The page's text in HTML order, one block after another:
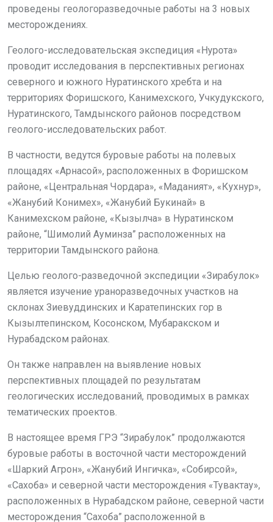
проведены геологоразведочные работы на 3 новых
месторождениях.
Геолого-исследовательская экспедиция «Нурота»
проводит исследования в перспективных регионах
северного и южного Нуратинского хребта и на
территориях Форишского, Канимехского, Учкудукского,
Нуратинского, Тамдынского районов посредством
геолого-исследовательских работ.
В частности, ведутся буровые работы на полевых
площадях «Арнасой», расположенных в Форишском
районе, «Центральная Чордара», «Маданият», «Кухнур»,
«Жанубий Конимех», «Жанубий Букинай» в
Канимехском районе, «Кызылча» в Нуратинском
районе, “Шимолий Ауминза” расположенных на
территории Тамдынского района.
Целью геолого-разведочной экспедиции «Зирабулок»
является изучение ураноразведочных участков на
склонах Зиевуддинских и Каратепинских гор в
Кызылтепинском, Косонском, Мубаракском и
Нурабадском районах.
Он также направлен на выявление новых
перспективных площадей по результатам
геологических исследований, проводимых в рамках
тематических проектов.
В настоящее время ГРЭ “Зирабулок” продолжаются
буровые работы в восточной части месторождений
«Шаркий Агрон», «Жанубий Ингичка», «Собирсой»,
«Сахоба» и северной части месторождения «Тувактау»,
расположенных в Нурабадском районе, северной части
месторождения “Сахоба” расположенной в